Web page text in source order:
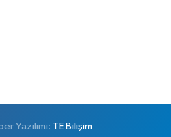
Yazılımı: TE Bilişim